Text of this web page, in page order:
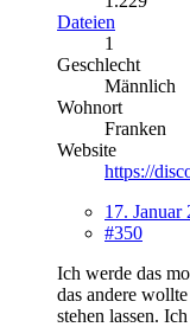
Dateien
1
Geschlecht
Männlich
Wohnort
Franken
Website
https://
17. Januar
#350
Ich werde das
das andere
stehen lassen.